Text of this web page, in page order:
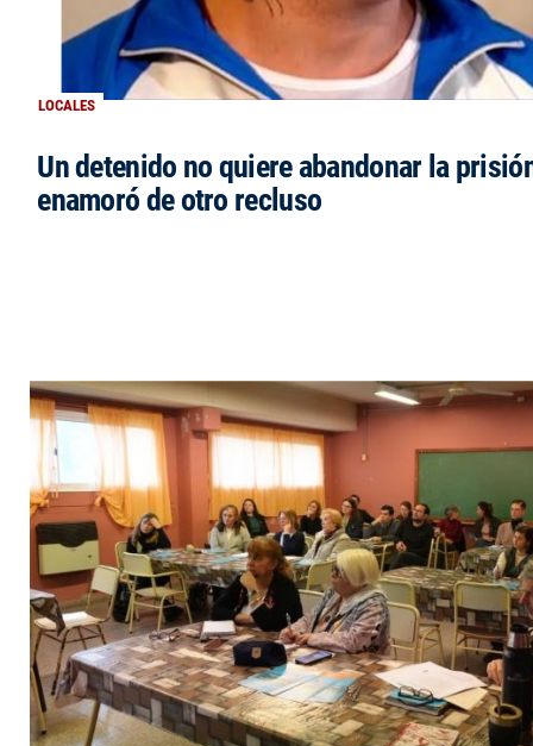
LOCALES
Un detenido no quiere abandonar la
enamoró de otro recluso